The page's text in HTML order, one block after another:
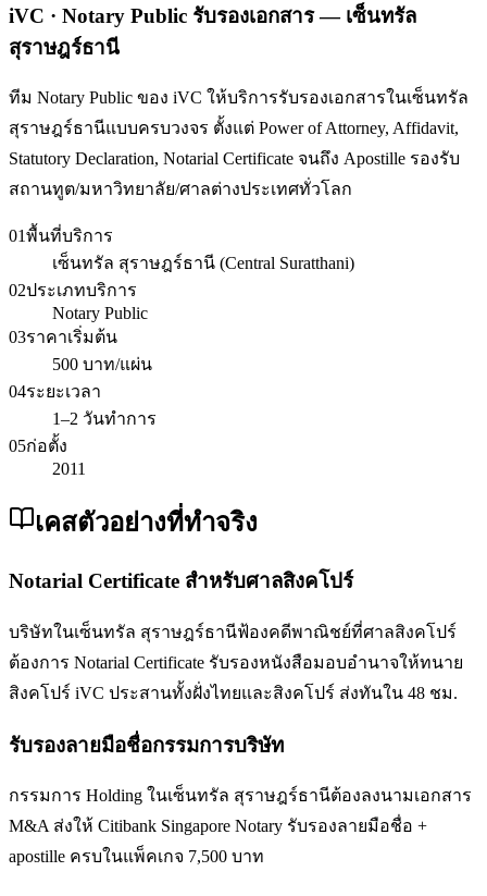
iVC · Notary Public รับรองเอกสาร — เซ็นทรัล
สุราษฎร์ธานี
ทีม Notary Public ของ iVC ให้บริการรับรองเอกสารในเซ็นทรัล
สุราษฎร์ธานีแบบครบวงจร ตั้งแต่ Power of Attorney, Affidavit,
Statutory Declaration, Notarial Certificate จนถึง Apostille รองรับ
สถานทูต/มหาวิทยาลัย/ศาลต่างประเทศทั่วโลก
01พื้นที่บริการ
เซ็นทรัล สุราษฎร์ธานี (Central Suratthani)
02ประเภทบริการ
Notary Public
03ราคาเริ่มต้น
500 บาท/แผ่น
04ระยะเวลา
1–2 วันทำการ
05ก่อตั้ง
2011
เคสตัวอย่างที่ทำจริง
Notarial Certificate สำหรับศาลสิงคโปร์
บริษัทในเซ็นทรัล สุราษฎร์ธานีฟ้องคดีพาณิชย์ที่ศาลสิงคโปร์
ต้องการ Notarial Certificate รับรองหนังสือมอบอำนาจให้ทนาย
สิงคโปร์ iVC ประสานทั้งฝั่งไทยและสิงคโปร์ ส่งทันใน 48 ชม.
รับรองลายมือชื่อกรรมการบริษัท
กรรมการ Holding ในเซ็นทรัล สุราษฎร์ธานีต้องลงนามเอกสาร
M&A ส่งให้ Citibank Singapore Notary รับรองลายมือชื่อ +
apostille ครบในแพ็คเกจ 7,500 บาท